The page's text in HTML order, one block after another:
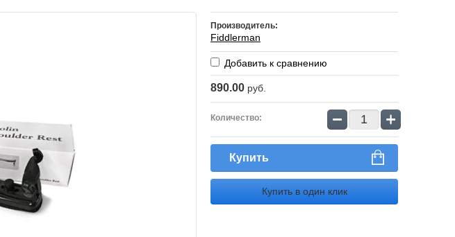
Производитель:
Fiddlerman
Добавить к сравнению
890.00 руб.
Количество: − +
Купить
Купить в один клик